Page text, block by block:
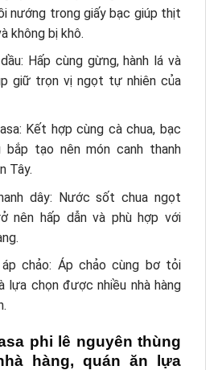
nướng trong giấy bạc giúp thịt
không bị khô.
Hấp cùng gừng, hành lá và
giữ trọn vị ngọt tự nhiên của
Kết hợp cùng cà chua, bạc
bắp tạo nên món canh thanh
Tây.
dây: Nước sốt chua ngọt
nên hấp dẫn và phù hợp với
chảo: Áp chảo cùng bơ tỏi
lựa chọn được nhiều nhà hàng
phi lê nguyên thùng
hàng, quán ăn lựa